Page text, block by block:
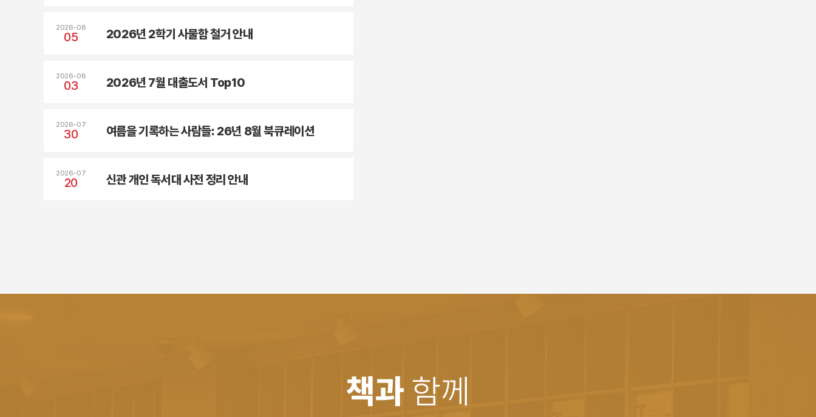
2026-08
05 2026년 2학기 사물함 철거 안내
2026-08
03 2026년 7월 대출도서 Top10
2026-07
30 여름을 기록하는 사람들: 26년 8월 북큐레이션
2026-07
20 신관 개인 독서대 사전 정리 안내
책과함께